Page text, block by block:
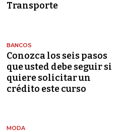
Transporte
BANCOS
Conozca los seis pasos
que usted debe seguir si
quiere solicitar un
crédito este curso
MODA